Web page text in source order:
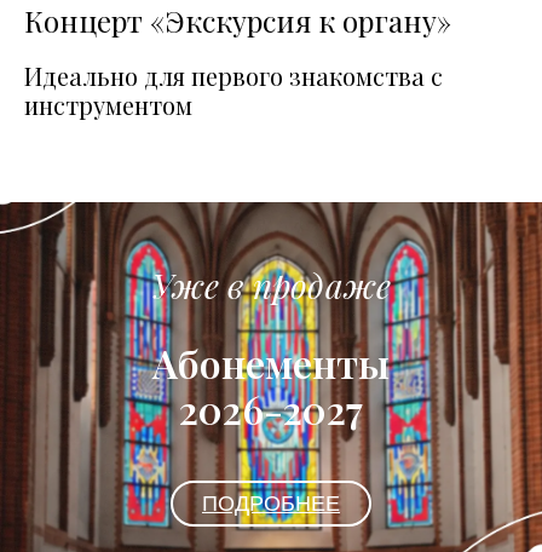
Концерт «Экскурсия к органу»
Идеально для первого знакомства с
инструментом
Уже в продаже
Абонементы
2026-2027
ПОДРОБНЕЕ